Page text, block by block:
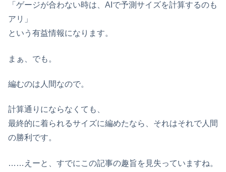
「ゲージが合わない時は、AIで予測サイズを計算するのも
アリ」
という有益情報になります。
まぁ、でも。
編むのは人間なので。
計算通りにならなくても、
最終的に着られるサイズに編めたなら、それはそれで人間
の勝利です。
……えーと、すでにこの記事の趣旨を見失っていますね。